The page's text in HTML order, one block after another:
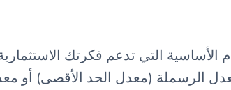
الأساسية التي تدعم فكرتك